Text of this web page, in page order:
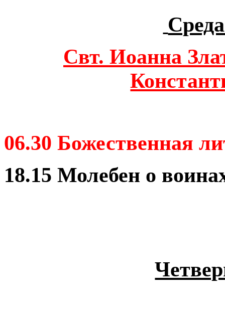
Свт. Иоанна
06.30 Божественная
18.15 Молебен о